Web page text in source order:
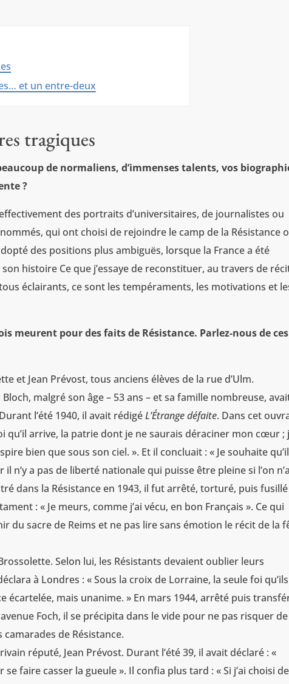
et un entre-deux
tragiques
de normaliens, d’immenses talents, vos
?
des portraits d’universitaires, de journalistes ou
qui ont choisi de rejoindre le camp de la Résistance
des positions plus ambiguës, lorsque la France a été
histoire Ce que j’essaye de reconstituer, au travers de
éclairants, ce sont les tempéraments, les motivations et
meurent pour des faits de Résistance. Parlez-nous de ces
et Jean Prévost, tous anciens élèves de la rue d’Ulm.
malgré son âge – 53 ans – et sa famille nombreuse,
l’été 1940, il avait rédigéL’Étrange défaite. Dans cet
qu’il arrive, la patrie dont je ne saurais déraciner mon cœur ;
bien que sous son ciel. ». Et il concluait : « Je souhaite
n’y a pas de liberté nationale qui puisse être pleine si l’on n’a
dans la Résistance en 1943, il fut arrêté, torturé, puis
: « Je meurs, comme j’ai vécu, en bon Français ». Ce qui
du sacre de Reims et ne pas lire sans émotion le récit de la
Selon lui, les Résistants devaient oublier leurs
à Londres : « Sous la croix de Lorraine, la seule foi qu’ils
écartelée, mais unanime. » En mars 1944, arrêté puis
Foch, il se précipita dans le vide pour ne pas risquer de
de Résistance.
réputé, Jean Prévost. Durant l’été 39, il avait déclaré : «
se faire casser la gueule ». Il confia plus tard : « Si j’ai choisi de